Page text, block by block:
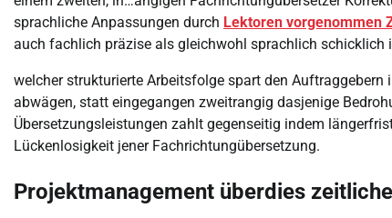
sprachliche Anpassungen durch Lektoren vorgenommen
auch fachlich präzise als gleichwohl sprachlich schicklich
welcher strukturierte Arbeitsfolge spart den
abwägen, statt eingegangen zweitrangig dasjenige
Übersetzungsleistungen zahlt gegenseitig indem
Lückenlosigkeit jener Fachrichtungübersetzung.
Projektmanagement überdies